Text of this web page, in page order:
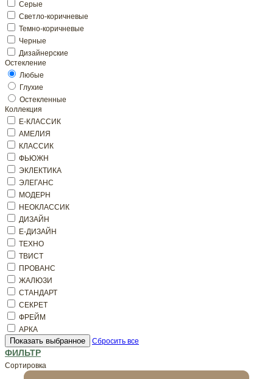
Серые
Светло-коричневые
Темно-коричневые
Черные
Дизайнерские
Остекление
Любые
Глухие
Остекленные
Коллекция
Е-КЛАССИК
АМЕЛИЯ
КЛАССИК
ФЬЮЖН
ЭКЛЕКТИКА
ЭЛЕГАНС
МОДЕРН
НЕОКЛАССИК
ДИЗАЙН
Е-ДИЗАЙН
ТЕХНО
ТВИСТ
ПРОВАНС
ЖАЛЮЗИ
СТАНДАРТ
СЕКРЕТ
ФРЕЙМ
АРКА
Показать выбранное Сбросить все
ФИЛЬТР
Сортировка